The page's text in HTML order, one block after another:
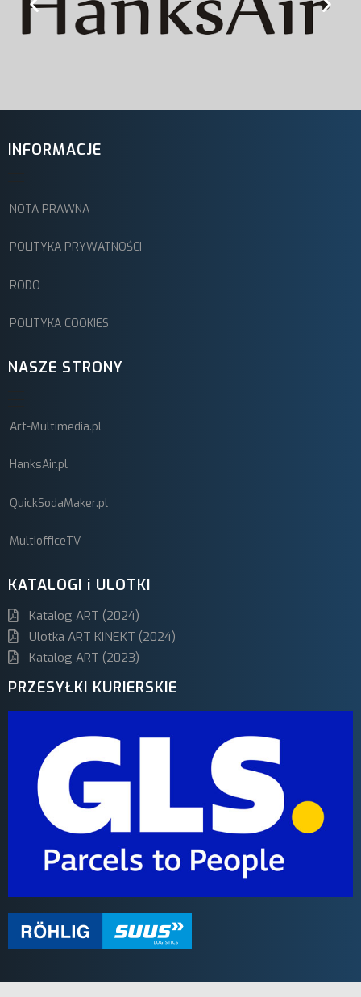
INFORMACJE
NOTA PRAWNA
POLITYKA PRYWATNOŚCI
RODO
POLITYKA COOKIES
NASZE STRONY
Art-Multimedia.pl
HanksAir.pl
QuickSodaMaker.pl
MultiofficeTV
KATALOGI i ULOTKI
Katalog ART (2024)
Ulotka ART KINEKT (2024)
Katalog ART (2023)
PRZESYŁKI KURIERSKIE